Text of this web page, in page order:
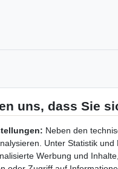
Neben den
Unter Statistik
Werbung und